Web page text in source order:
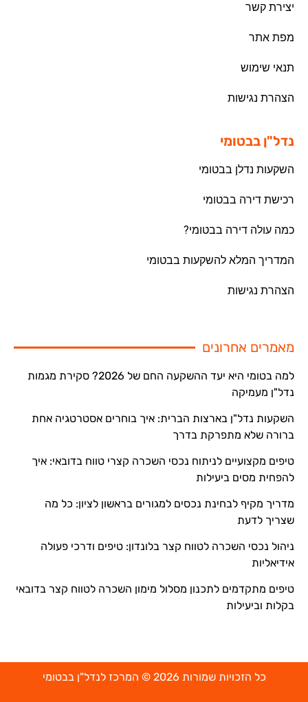
יצירת קשר
מפת אתר
תנאי שימוש
הצהרת נגישות
נדל"ן בבטומי
השקעות נדלן בבטומי
רכישת דירה בבטומי
כמה עולה דירה בבטומי?
המדריך המלא להשקעות בבטומי
הצהרת נגישות
מאמרים אחרונים
למה בטומי היא יעד ההשקעה החם של 2026? סקירת מגמות
נדל"ן מעמיקה
השקעות נדל"ן בארצות הברית: איך בוחרים אסטרטגיה אחת
ברורה שלא מתפרקת בדרך
טיפים מקצועיים לניתוח נכסי השכרה קצרי טווח בדובאי: איך
להפחית מסים ביעילות
מדריך מקיף לבחינת נכסים למגורים בראשון לציון: כל מה
שצריך לדעת
ניהול נכסי השכרה לטווח קצר בלונדון: טיפים ודרכי פעולה
אידיאליות
טיפים מתקדמים לתכנון מסלול מימון השכרה לטווח קצר בדובאי
בקלות וביעילות
כל הזכויות שמורות 2026 © המרכז לנדל"ן בבטומי